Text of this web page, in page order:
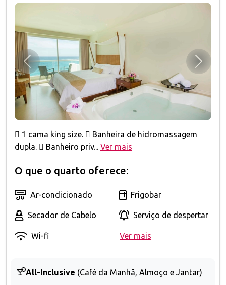
Anterior
 1 cama king size.  Banheira de hidromassagem
dupla.  Banheiro priv... Ver mais
O que o quarto oferece:
Ar-condicionado Frigobar
Secador de Cabelo Serviço de despertar
Wi-fi Ver mais
All-Inclusive (Café da Manhã, Almoço e Jantar)